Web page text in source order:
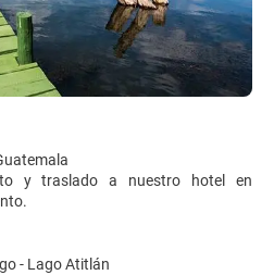
y traslado a nuestro hotel en
- Lago Atitlán